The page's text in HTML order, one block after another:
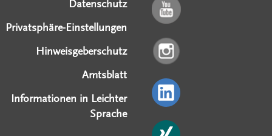
Datenschutz
Privatsphäre-Einstellungen
Hinweisgeberschutz
Amtsblatt
Informationen in Leichter
Sprache